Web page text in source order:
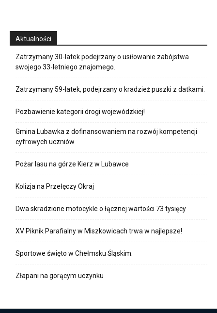
Aktualności
Zatrzymany 30-latek podejrzany o usiłowanie zabójstwa
swojego 33-letniego znajomego.
Zatrzymany 59-latek, podejrzany o kradzież puszki z datkami.
Pozbawienie kategorii drogi wojewódzkiej!
Gmina Lubawka z dofinansowaniem na rozwój kompetencji
cyfrowych uczniów
Pożar lasu na górze Kierz w Lubawce
Kolizja na Przełęczy Okraj
Dwa skradzione motocykle o łącznej wartości 73 tysięcy
XV Piknik Parafialny w Miszkowicach trwa w najlepsze!
Sportowe święto w Chełmsku Śląskim.
Złapani na gorącym uczynku